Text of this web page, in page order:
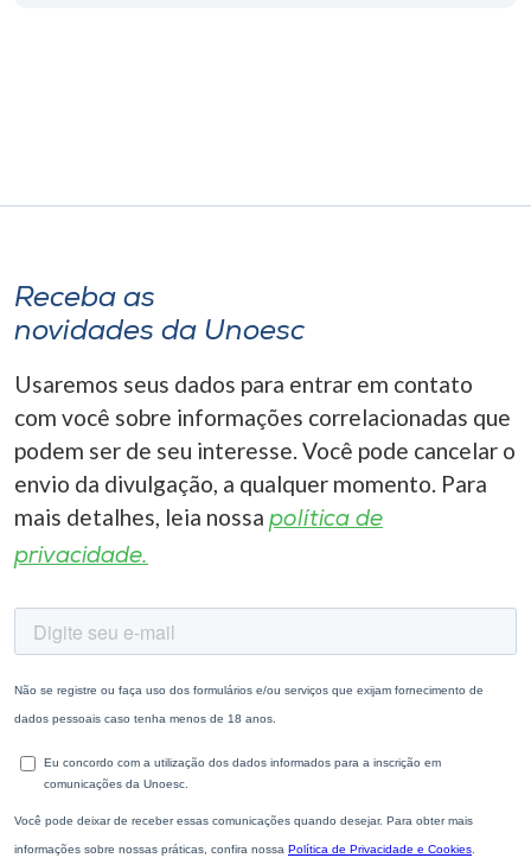
Receba as
novidades da Unoesc
Usaremos seus dados para entrar em contato
com você sobre informações correlacionadas que
podem ser de seu interesse. Você pode cancelar o
envio da divulgação, a qualquer momento. Para
mais detalhes, leia nossa política de
privacidade.